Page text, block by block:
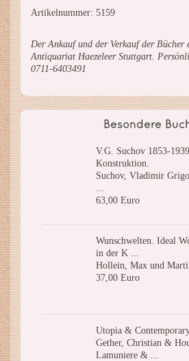
Artikelnummer: 5159
Der Ankauf und der Verkauf der Bücher
Antiquariat Haezeleer Stuttgart.
0711-6403491
Besondere
V.G. Suchov 1853-
Konstruktion.
Suchov, Vladimir
...
63,00 Euro
Wunschwelten. Ideal
in der K ...
Hollein, Max und
37,00 Euro
Utopia &
Gether, Christian &
Lamuniere & ...